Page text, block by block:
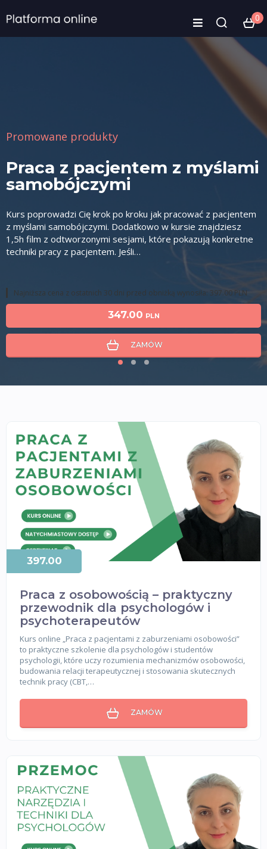
0
Promowane produkty
Wywiad diagnostyczny z
pacjentem w gabinecie
Praktyczny kurs online o prowadzeniu wywiadu
diagnostycznego: struktura rozmowy, pytania kliniczne,
reagowanie na trudne treści, porządkowanie informacji i
347.00
ZAMÓW
Praca z osobowością – praktyczny
przewodnik dla psychologów i
psychoterapeutów
Kurs online „Praca z pacjentami z zaburzeniami osobowości”
to praktyczne szkolenie dla psychologów i studentów
psychologii, które uczy rozumienia mechanizmów osobowości,
budowania relacji terapeutycznej i stosowania skutecznych
technik pracy (CBT,…
397.00
ZAMÓW